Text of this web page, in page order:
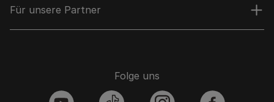
Für unsere Partner
Folge uns